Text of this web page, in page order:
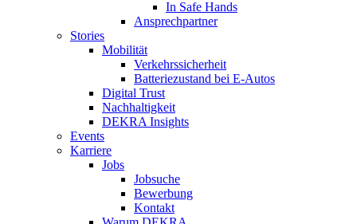
In Safe Hands
Ansprechpartner
Stories
Mobilität
Verkehrssicherheit
Batteriezustand bei E-Autos
Digital Trust
Nachhaltigkeit
DEKRA Insights
Events
Karriere
Jobs
Jobsuche
Bewerbung
Kontakt